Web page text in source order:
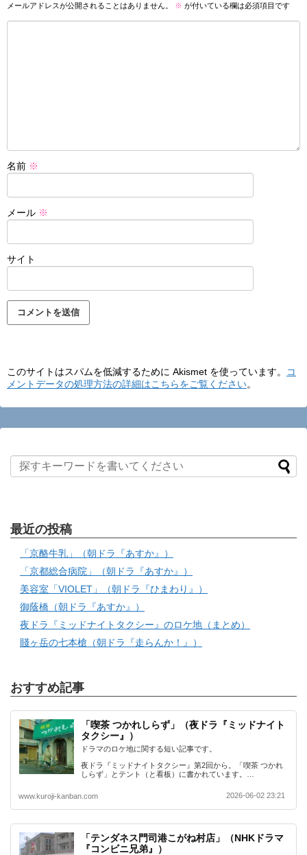
メールアドレスが公開されることはありません。 ※ が付いている欄は必須項目です
名前 ※
メール ※
サイト
このサイトはスパムを低減するために Akismet を使っています。
コ
メントデータの処理方法の詳細はこちらをご覧ください。
最近の投稿
「京酪牛乳」（朝ドラ『あすか』）
「京都総合病院」（朝ドラ『あすか』）
美容室「VIOLET」（朝ドラ『ひまわり』）
御蔭橋（朝ドラ『あすか』）
夜ドラ『ミッドナイトタクシー』のロケ地（まとめ）
賤ヶ岳の七本槍（朝ドラ『走らんか！』）
おすすめ記事
「喫茶 つかれしらず」（夜ドラ『ミッドナイト
タクシー』）
ドラマのロケ地に関する短い記事です。
夜ドラ『ミッドナイトタクシー』第2回から。「喫茶 つかれ
しらず」とテント（と看板）に書かれています。…
www.kuroji-kanban.com 2026-06-02 23:21
「テンダネス門司港こがね村店」（NHKドラマ
『コンビニ兄弟』）